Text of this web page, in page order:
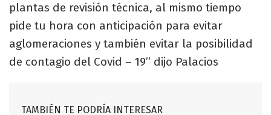
plantas de revisión técnica, al mismo tiempo
pide tu hora con anticipación para evitar
aglomeraciones y también evitar la posibilidad
de contagio del Covid – 19” dijo Palacios
TAMBIÉN TE PODRÍA INTERESAR